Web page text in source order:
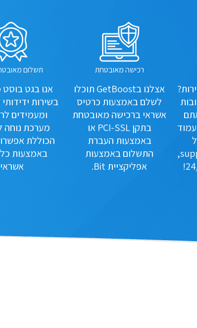
support@getboost.co.il,
רכישה מאובטחת
אצלנו בGetBoost תוכלו
לשלם באמצעות כרטיס
אשראי ברכישה מאובטחת
בתקן PCI-SSL או
באמצעות העברת
התשלום באמצעות
אפליקציית Bit.
תשלום
אנו בגט בוסט
בשירות
ומעמידים
מערכת נוחה
הכוללת
באמצעות